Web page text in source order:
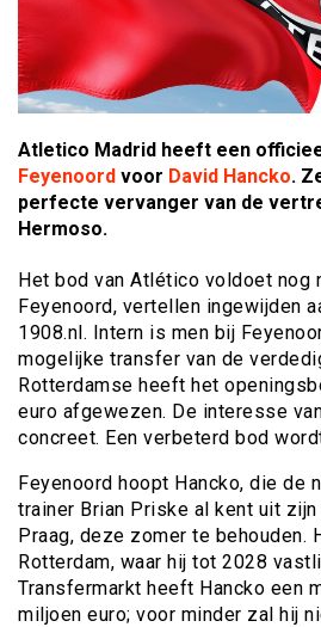
Atletico Madrid heeft een
Feyenoord voor David Hancko.
perfecte vervanger van de
Hermoso.
Het bod van Atlético voldoet nog
Feyenoord, vertellen ingewijden
1908.nl. Intern is men bij
mogelijke transfer van de
Rotterdamse heeft het
euro afgewezen. De interesse
concreet. Een verbeterd bod
Feyenoord hoopt Hancko, die de
trainer Brian Priske al kent uit
Praag, deze zomer te behouden.
Rotterdam, waar hij tot 2028
Transfermarkt heeft Hancko een
miljoen euro; voor minder zal hij